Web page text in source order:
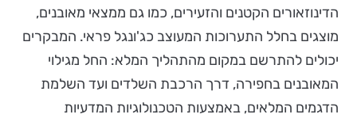
הדינוזאורים הקטנים והזעירים, כמו גם ממצאי מאובנים,
מוצגים בחלל התערוכות המעוצב כג'ונגל פראי. המבקרים
יכולים להתרשם במקום מהתהליך המלא: החל מגילוי
המאובנים בחפירה, דרך הרכבת השלדים ועד השלמת
הדגמים המלאים, באמצעות הטכנולוגיות המדעיות